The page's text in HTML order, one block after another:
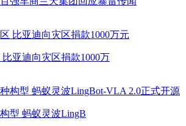
亚迪向灾区捐款1000万
型 蚂蚁灵波LingB